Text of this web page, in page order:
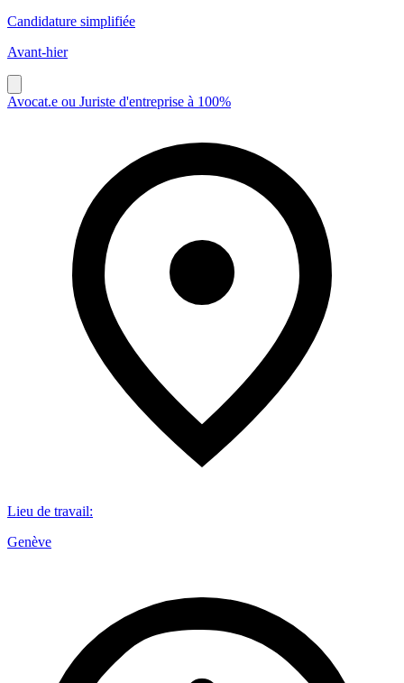
Candidature simplifiée
Avant-hier
Avocat.e ou Juriste d'entreprise à 100%
Lieu de travail:
Genève